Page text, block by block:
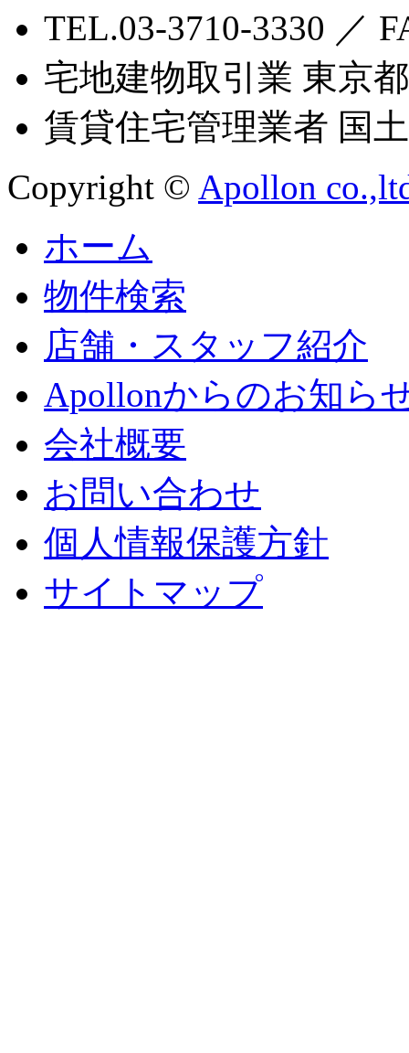
TEL.03-3710-3330 ／
宅地建物取引業 東京
賃貸住宅管理業者 国
Copyright © Apollon
ホーム
物件検索
店舗・スタッフ紹介
Apollonからのお知ら
会社概要
お問い合わせ
個人情報保護方針
サイトマップ